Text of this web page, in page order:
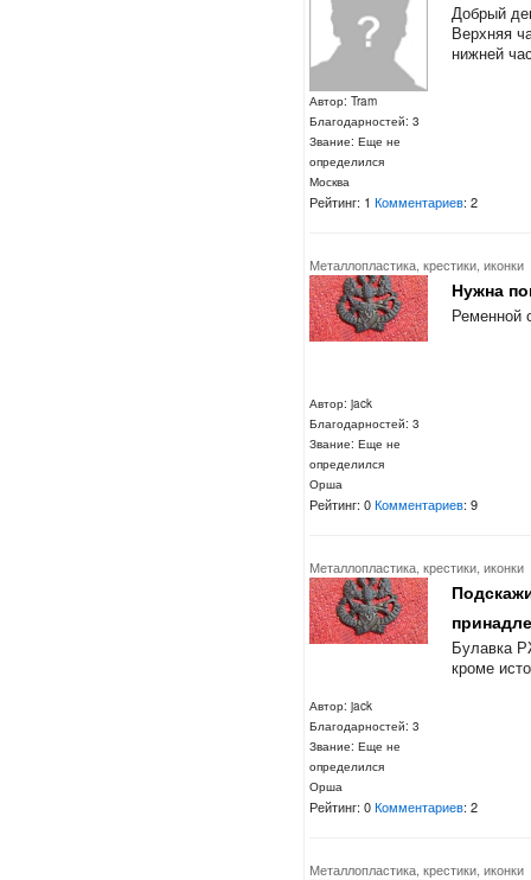
Автор: Tram
Благодарностей: 3
Звание: Еще не
определился
Москва
Добрый
Верхняя
нижней
Рейтинг: 1Комментариев: 2
Металлопластика, крестики, иконки
Автор: jack
Благодарностей: 3
Звание: Еще не
определился
Орша
Нужна
Ременной
Рейтинг: 0Комментариев: 9
Металлопластика, крестики, иконки
Автор: jack
Благодарностей: 3
Звание: Еще не
определился
Орша
Булавка
кроме
Рейтинг: 0Комментариев: 2
Металлопластика, крестики, иконки